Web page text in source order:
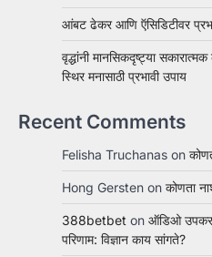
आंबट ढेकर आणि ऍसिडिटीवर
वृद्धांनी मानसिकदृष्ट्या
स्थिर मनासाठी प्रभावी उपाय
Recent Comments
Felisha Truchanas on
Hong Gersten on कोणता
388betbet on ऑडिओ
परिणाम: विज्ञान काय सांगते?